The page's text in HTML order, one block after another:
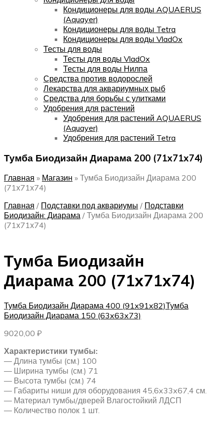
Кондиционеры для воды AQUAERUS
(Aquayer)
Кондиционеры для воды Tetra
Кондиционеры для воды VladOx
Тесты для воды
Тесты для воды VladOx
Тесты для воды Нилпа
Средства против водорослей
Лекарства для аквариумных рыб
Средства для борьбы с улитками
Удобрения для растений
Удобрения для растений AQUAERUS
(Aquayer)
Удобрения для растений Tetra
Тумба Биодизайн Диарама 200 (71х71х74)
Главная » Магазин » Тумба Биодизайн Диарама 200
(71х71х74)
Главная / Подставки под аквариумы / Подставки
Биодизайн: Диарама / Тумба Биодизайн Диарама 200
(71х71х74)
Тумба Биодизайн
Диарама 200 (71х71х74)
Тумба Биодизайн Диарама 400 (91x91x82)Тумба
Биодизайн Диарама 150 (63x63x73)
9020,00 ₽
Характеристики тумбы:
— Длина тумбы (см.) 100
— Ширина тумбы (см.) 71
— Высота тумбы (см.) 74
— Габариты ниши для оборудования 45,6x33x67,4 см.
— Материал тумбы/дверей Влагостойкий ЛДСП
— Количество полок 1 шт.